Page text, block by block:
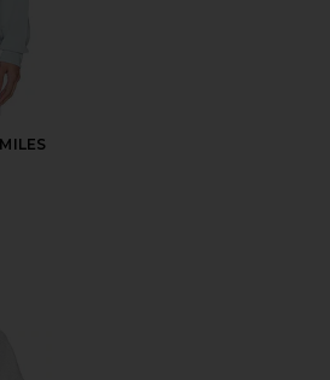
PARIS ESTÊNCIL HARVEY